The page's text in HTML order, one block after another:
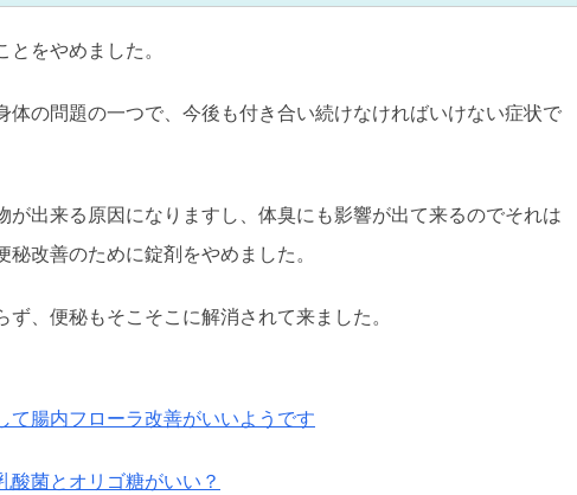
をやめました。
体の問題の一つで、今後も付き合い続けなければいけない症状で
が出来る原因になりますし、体臭にも影響が出て来るのでそれは
改善のために錠剤をやめました。
、便秘もそこそこに解消されて来ました。
て腸内フローラ改善がいいようです
酸菌とオリゴ糖がいい？